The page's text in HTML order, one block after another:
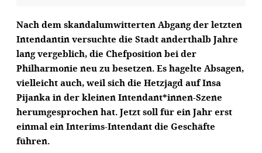
Nach dem skandalumwitterten Abgang der letzten
Intendantin versuchte die Stadt anderthalb Jahre
lang vergeblich, die Chefposition bei der
Philharmonie neu zu besetzen. Es hagelte Absagen,
vielleicht auch, weil sich die Hetzjagd auf Insa
Pijanka in der kleinen Intendant*innen-Szene
herumgesprochen hat. Jetzt soll für ein Jahr erst
einmal ein Interims-Intendant die Geschäfte
führen.